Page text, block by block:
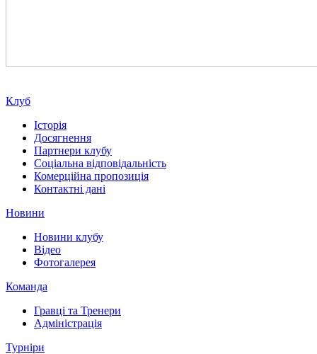
Клуб
Історія
Досягнення
Партнери клубу
Соціальна відповідальність
Комерційна пропозиція
Контактні дані
Новини
Новини клубу
Відео
Фотогалерея
Команда
Гравці та Тренери
Адміністрація
Турніри